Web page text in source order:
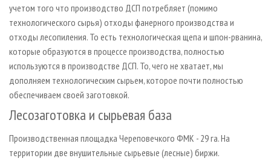
учетом того что производство ДСП потребляет (помимо
технологического сырья) отходы фанерного производства и
отходы лесопиления. То есть технологическая щепа и шпон-рванина,
которые образуются в процессе производства, полностью
используются в производстве ДСП. То, чего не хватает, мы
дополняем технологическим сырьем, которое почти полностью
обеспечиваем своей заготовкой.
Лесозаготовка и сырьевая база
Производственная площадка Череповечкого ФМК - 29 га. На
территории две внушительные сырьевые (лесные) биржи.